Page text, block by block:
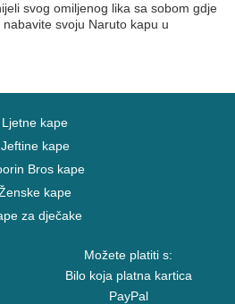
svog omiljenog lika sa sobom gdje
svoju Naruto kapu u
Ljetne kape
Jeftine kape
Bros kape
kape
za dječake
Možete platiti s:
Bilo koja platna kartica
PayPal